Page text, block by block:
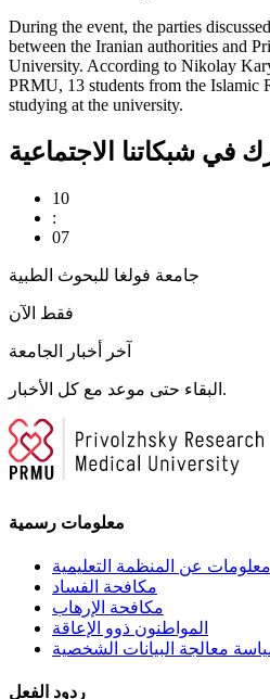
During the event, the parties
between the Iranian authorities and
University. According to Nikolay
PRMU, 13 students from the Islamic
studying at the university.
في شبكاتنا الاجتماعية
10
:
07
جامعة فولغا للبحوث الطبية
فقط الآن
آخر أخبار الجامعة
البقاء حتى موعد مع كل الأخبار.
معلومات رسمية
معلومات عن المنظمة التعليمية
مكافحة الفساد
مكافحة الإرهاب
المواطنون ذوو الإعاقة
معالجة البيانات الشخصية
ردود الفعل